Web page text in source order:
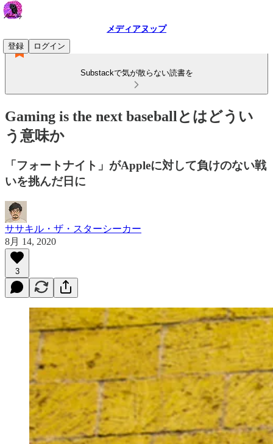
メディアヌップ
登録
ログイン
Substackで気が散らない読書を
Gaming is the next baseballとはどうい
う意味か
「フォートナイト」がAppleに対して負けのない戦
いを挑んだ日に
ササキル・ザ・スターシーカー
8月 14, 2020
3